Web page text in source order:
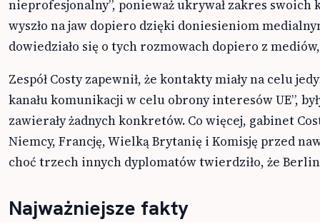
nieprofesjonalny”, ponieważ ukrywał zakres swoich
wyszło na jaw dopiero dzięki doniesieniom
dowiedziało się o tych rozmowach dopiero z
Zespół Costy zapewnił, że kontakty miały na celu
kanału komunikacji w celu obrony interesów UE”,
zawierały żadnych konkretów. Co więcej, gabinet
Niemcy, Francję, Wielką Brytanię i Komisję przed
choć trzech innych dyplomatów twierdziło, że Berlin
Najważniejsze fakty